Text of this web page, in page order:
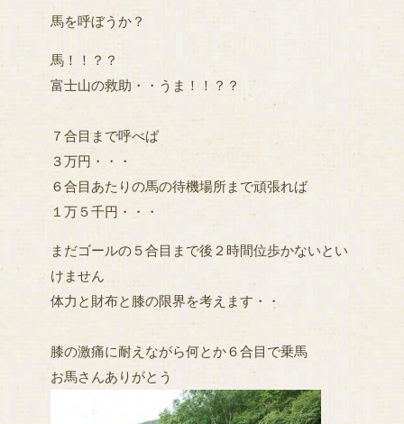
馬を呼ぼうか？
馬！！？？
富士山の救助・・うま！！？？
７合目まで呼べば
３万円・・・
６合目あたりの馬の待機場所まで頑張れば
１万５千円・・・
まだゴールの５合目まで後２時間位歩かないとい
けません
体力と財布と膝の限界を考えます・・
膝の激痛に耐えながら何とか６合目で乗馬
お馬さんありがとう